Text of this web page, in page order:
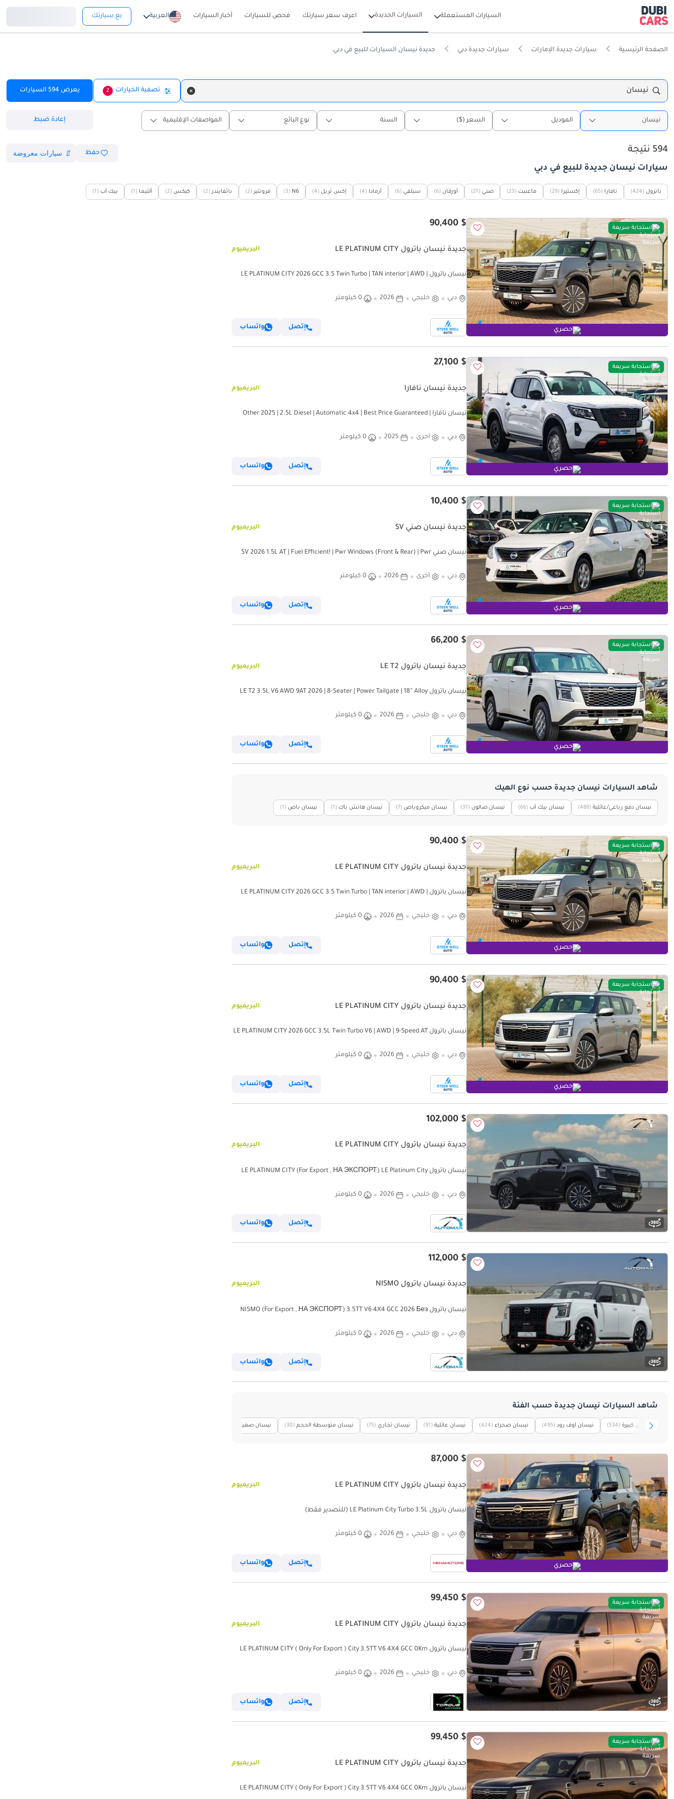
السيارات المستعملة السيارات الجديدة اعرف سعر سيارتك فحص للسيارات أخبار السيارات العربية بع سيارتك
الصفحة الرئيسية سيارات جديدة الإمارات سيارات جديدة دبي جديدة نيسان السيارات للبيع في دبي
نيسان تصفية الخيارات 2 يعرض 594 السيارات
نيسان الموديل السعر ($) السنة نوع البائع المواصفات الإقليمية إعادة ضبط
594 نتيجة حفظ
سيارات نيسان جديدة للبيع في دبي
باترول (424) نافارا (65) إكستيرا (29) ماغنيت (23) صني (21) أورفان (6) سيلفي (6) أرمادا (4) إكس تريل (4)
N6
(3) فرونتير (2) باثفايندر (2) كيكس (2) ألتيما (1) بيك آب (1)
استجابة سريعة
حصري
$ 90,400
جديدة نيسان باترول LE PLATINUM CITY البريميوم
نيسان باترول LE PLATINUM CITY 2026 GCC 3.5 Twin Turbo | TAN interior | AWD |
دبي خليجي 2026 0 كيلومتر
إتصل واتساب
استجابة سريعة
حصري
$ 27,100
جديدة نيسان نافارا البريميوم
نيسان نافارا Other 2025 | 2.5L Diesel | Automatic 4x4 | Best Price Guaranteed |
دبي أخرى 2025 0 كيلومتر
إتصل واتساب
استجابة سريعة
حصري
$ 10,400
جديدة نيسان صني SV البريميوم
نيسان صني SV 2026 1.5L AT | Fuel Efficient! | Pwr Windows (Front & Rear) | Pwr
دبي أخرى 2026 0 كيلومتر
إتصل واتساب
استجابة سريعة
حصري
$ 66,200
جديدة نيسان باترول LE T2 البريميوم
نيسان باترول LE T2 3.5L V6 AWD 9AT 2026 | 8-Seater | Power Tailgate | 18” Alloy
دبي خليجي 2026 0 كيلومتر
إتصل واتساب
شاهد السيارات نيسان جديدة حسب نوع الهيك
نيسان دفع رباعي/عائلية (488) نيسان بيك آب (66) نيسان صالون (31) نيسان ميكروباص (7) نيسان هاتش باك (1) نيسان باص (1)
استجابة سريعة
حصري
$ 90,400
جديدة نيسان باترول LE PLATINUM CITY البريميوم
نيسان باترول LE PLATINUM CITY 2026 GCC 3.5 Twin Turbo | TAN interior | AWD |
دبي خليجي 2026 0 كيلومتر
إتصل واتساب
استجابة سريعة
حصري
$ 90,400
جديدة نيسان باترول LE PLATINUM CITY البريميوم
نيسان باترول LE PLATINUM CITY 2026 GCC 3.5L Twin Turbo V6 | AWD | 9-Speed AT
دبي خليجي 2026 0 كيلومتر
إتصل واتساب
$ 102,000
جديدة نيسان باترول LE PLATINUM CITY البريميوم
نيسان باترول LE PLATINUM CITY (For Export , НА ЭКСПОРТ) LE Platinum City
دبي
خليجي 2026 0 كيلومتر
إتصل واتساب
$ 112,000
جديدة نيسان باترول NISMO البريميوم
نيسان باترول NISMO (For Export , НА ЭКСПОРТ) 3.5TT V6 4X4 GCC 2026 Без
دبي
خليجي 2026 0 كيلومتر
إتصل واتساب
شاهد السيارات نيسان جديدة حسب الفئة
نيسان كبيرة (534) نيسان اوف رود (495) نيسان صحراء (424) نيسان عائلية (91) نيسان تجاري (75) نيسان متوسطة الحجم (30) نيسان صغيرة
حصري
$ 87,000
جديدة نيسان باترول LE PLATINUM CITY البريميوم
نيسان باترول LE Platinum City Turbo 3.5L (للتصدير فقط)
دبي خليجي 2026 0 كيلومتر
إتصل واتساب
استجابة سريعة $ 99,450
جديدة نيسان باترول LE PLATINUM CITY البريميوم
نيسان باترول LE PLATINUM CITY ( Only For Export ) City 3.5TT V6 4X4 GCC 0Km
دبي خليجي 2026 0 كيلومتر
إتصل واتساب
استجابة سريعة $ 99,450
جديدة نيسان باترول LE PLATINUM CITY البريميوم
نيسان باترول LE PLATINUM CITY ( Only For Export ) City 3.5TT V6 4X4 GCC 0Km